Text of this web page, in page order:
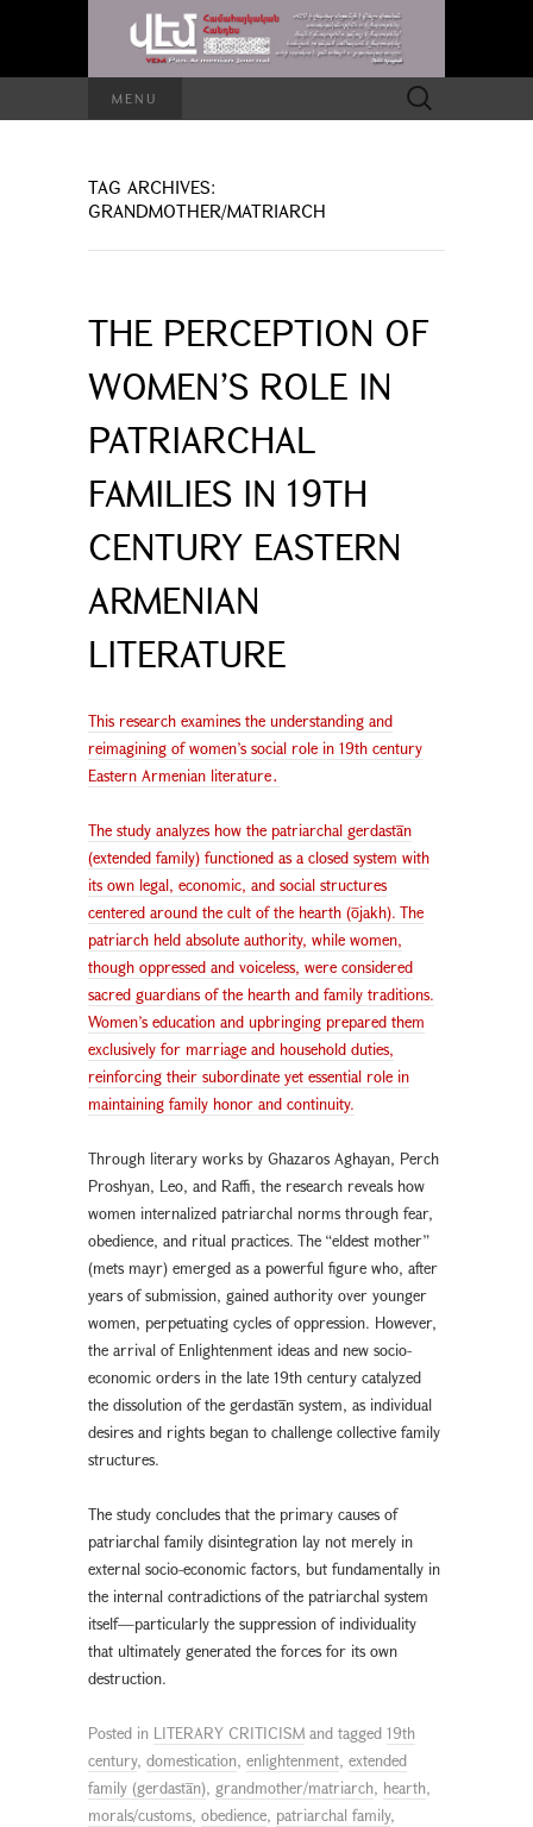
MENU
Search
for:
TAG ARCHIVES:
GRANDMOTHER/MATRIARCH
THE PERCEPTION OF
WOMEN’S ROLE IN
PATRIARCHAL
FAMILIES IN 19TH
CENTURY EASTERN
ARMENIAN
LITERATURE
This research examines the understanding and
reimagining of women’s social role in 19th century
Eastern Armenian literature․
The study analyzes how the patriarchal gerdastān
(extended family) functioned as a closed system with
its own legal, economic, and social structures
centered around the cult of the hearth (ōjakh). The
patriarch held absolute authority, while women,
though oppressed and voiceless, were considered
sacred guardians of the hearth and family traditions.
Women’s education and upbringing prepared them
exclusively for marriage and household duties,
reinforcing their subordinate yet essential role in
maintaining family honor and continuity.
Through literary works by Ghazaros Aghayan, Perch
Proshyan, Leo, and Raffi, the research reveals how
women internalized patriarchal norms through fear,
obedience, and ritual practices. The “eldest mother”
(mets mayr) emerged as a powerful figure who, after
years of submission, gained authority over younger
women, perpetuating cycles of oppression. However,
the arrival of Enlightenment ideas and new socio-
economic orders in the late 19th century catalyzed
the dissolution of the gerdastān system, as individual
desires and rights began to challenge collective family
structures.
The study concludes that the primary causes of
patriarchal family disintegration lay not merely in
external socio-economic factors, but fundamentally in
the internal contradictions of the patriarchal system
itself—particularly the suppression of individuality
that ultimately generated the forces for its own
destruction.
Posted in LITERARY CRITICISM and tagged 19th
century, domestication, enlightenment, extended
family (gerdastān), grandmother/matriarch, hearth,
morals/customs, obedience, patriarchal family,